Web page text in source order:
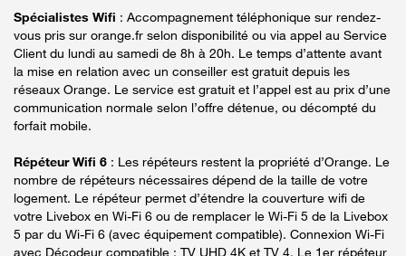
Spécialistes Wifi : Accompagnement téléphonique sur rendez-
vous pris sur orange.fr selon disponibilité ou via appel au Service
Client du lundi au samedi de 8h à 20h. Le temps d’attente avant
la mise en relation avec un conseiller est gratuit depuis les
réseaux Orange. Le service est gratuit et l’appel est au prix d’une
communication normale selon l’offre détenue, ou décompté du
forfait mobile.
Répéteur Wifi 6 : Les répéteurs restent la propriété d’Orange. Le
nombre de répéteurs nécessaires dépend de la taille de votre
logement. Le répéteur permet d’étendre la couverture wifi de
votre Livebox en Wi-Fi 6 ou de remplacer le Wi-Fi 5 de la Livebox
5 par du Wi-Fi 6 (avec équipement compatible). Connexion Wi-Fi
avec Décodeur compatible : TV UHD 4K et TV 4. Le 1er répéteur